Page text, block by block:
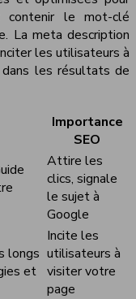
le mot-clé
La meta description
les utilisateurs à
les résultats de
Importance
SEO
Attire les
clics, signale
le sujet à
Google
longs
et
Incite les
utilisateurs à
visiter votre
page